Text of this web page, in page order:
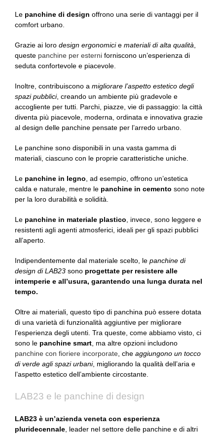
Le panchine di design offrono una serie di vantaggi per il
comfort urbano.
Grazie ai loro design ergonomicie materiali di alta qualità
queste panchine per esterniforniscono un’esperienza di
seduta confortevole e piacevole.
Inoltre, contribuiscono a migliorare l’aspetto estetico degli
spazi pubblici, creando un ambiente più gradevole e
accogliente per tutti. Parchi, piazze, vie di passaggio: la città
diventa più piacevole, moderna, ordinata e innovativa grazie
al design delle panchine pensate per l’arredo urbano.
Le panchine sono disponibili in una vasta gamma di
materiali, ciascuno con le proprie caratteristiche uniche.
Le panchine in legno , ad esempio, offrono un’estetica
calda e naturale, mentre lepanchine in cemento sono note
per la loro durabilità e solidità.
Le panchine in materiale plastico , invece, sono leggere e
resistenti agli agenti atmosferici, ideali per gli spazi pubblici
all’aperto.
Indipendentemente dal materiale scelto, le panchine di
design di LAB23sono progettate per resistere alle
intemperie e all’usura, garantendo una lunga durata nel
tempo.
Oltre ai materiali, questo tipo di panchina può essere dotata
di una varietà di funzionalità aggiuntive per migliorare
l’esperienza degli utenti. Tra queste, come abbiamo visto, ci
sono le panchine smart, ma altre opzioni includono
panchine con fioriere incorporate, che aggiungono un tocco
di verde agli spazi urbani, migliorando la qualità dell’aria e
l’aspetto estetico dell’ambiente circostante.
LAB23 e le panchine di design
LAB23 è un’azienda veneta con esperienza
pluridecennale, leader nel settore delle panchine e di altri